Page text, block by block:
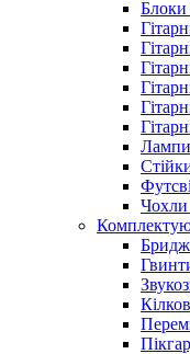
Блоки
Лампи
Чохли